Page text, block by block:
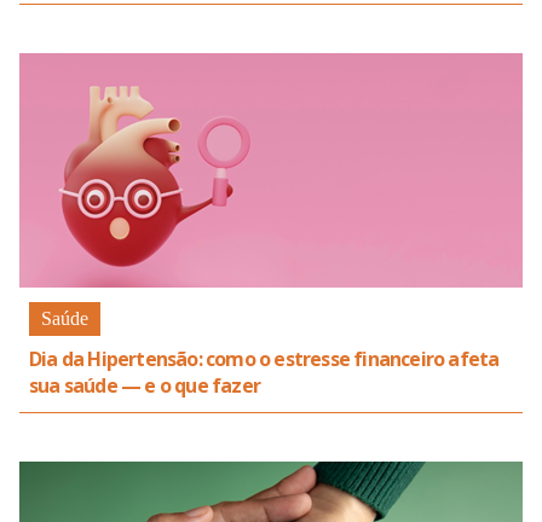
Saúde
Dia da Hipertensão: como o estresse financeiro afeta
sua saúde — e o que fazer